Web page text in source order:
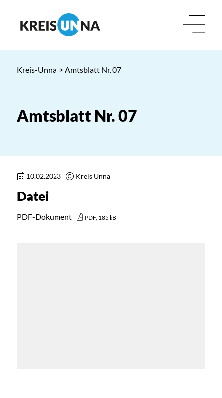
Kreis-Unna > Amtsblatt Nr. 07
Amtsblatt Nr. 07
10.02.2023 Kreis Unna
Datei
PDF-Dokument PDF, 185 kB